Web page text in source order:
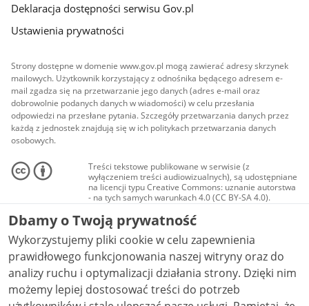
Deklaracja dostępności serwisu Gov.pl
Ustawienia prywatności
Strony dostępne w domenie www.gov.pl mogą zawierać adresy skrzynek
mailowych. Użytkownik korzystający z odnośnika będącego adresem e-
mail zgadza się na przetwarzanie jego danych (adres e-mail oraz
dobrowolnie podanych danych w wiadomości) w celu przesłania
odpowiedzi na przesłane pytania. Szczegóły przetwarzania danych przez
każdą z jednostek znajdują się w ich politykach przetwarzania danych
osobowych.
Treści tekstowe publikowane w serwisie (z
wyłączeniem treści audiowizualnych), są udostępniane
na licencji typu Creative Commons: uznanie autorstwa
- na tych samych warunkach 4.0 (CC BY-SA 4.0).
Materiały audiowizualne, w tym zdjęcia, materiały
audio i wideo, są udostępniane na licencji typu
Creative Commons: uznanie autorstwa użycie
niekomercyjne - bez utworów zależnych 4.0 (CC BY-
NC-ND 4.0), o ile nie jest to stwierdzone inaczej.
Dbamy o Twoją prywatność
Wykorzystujemy pliki cookie w celu zapewnienia
prawidłowego funkcjonowania naszej witryny oraz do
analizy ruchu i optymalizacji działania strony. Dzięki nim
możemy lepiej dostosować treści do potrzeb